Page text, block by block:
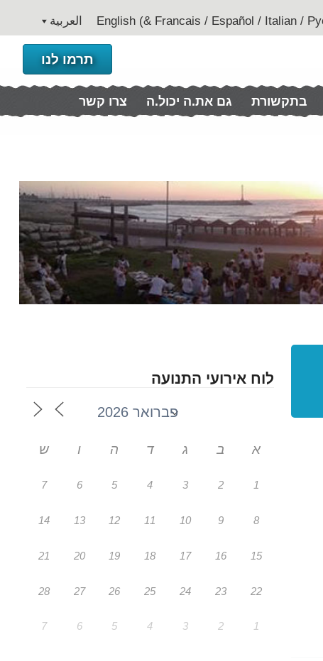
العربية
תרמו לנו
בתקשורת גם את.ה יכול.ה צרו קשר
לוח אירועי התנועה
א ב ג ד ה ו ש
1
2
3
4
5
6
7
8
9
10
11
12
13
14
15
16
17
18
19
20
21
22
23
24
25
26
27
28
1
2
3
4
5
6
7